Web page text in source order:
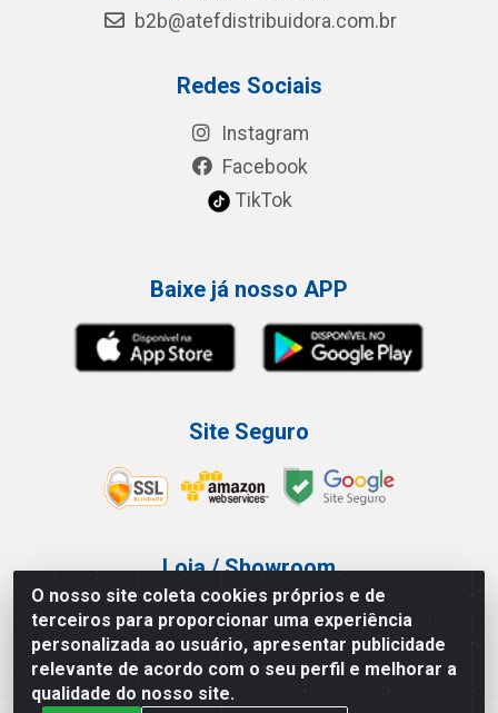
O nosso site coleta cookies próprios e de
terceiros para proporcionar uma experiência
personalizada ao usuário, apresentar publicidade
relevante de acordo com o seu perfil e melhorar a
qualidade do nosso site.
b2b@atefdistribuidora.com.br
Redes Sociais
Instagram
Facebook
TikTok
Baixe já nosso APP
Site Seguro
Loja / Showroom
Tel.: (11) 3227-0546
Av Vautier, 587/597 - Pari - São Paulo/SP